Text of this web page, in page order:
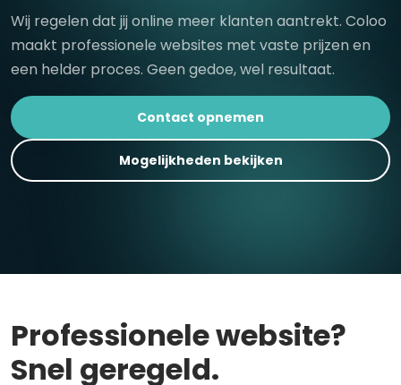
Wij regelen dat jij online meer klanten aantrekt. Coloo
maakt professionele websites met vaste prijzen en
een helder proces. Geen gedoe, wel resultaat.
Contact opnemen
Mogelijkheden bekijken
Professionele website?
Snel geregeld.